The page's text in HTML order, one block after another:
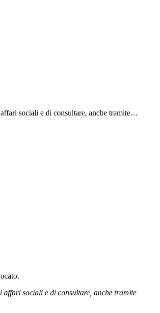
sociali e di consultare, anche tramite…
sociali e di consultare, anche tramite